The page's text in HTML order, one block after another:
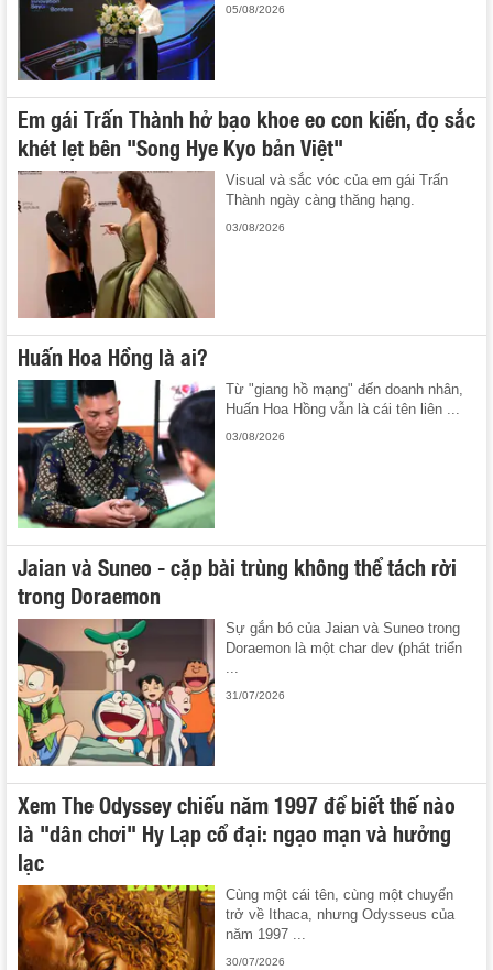
05/08/2026
Em gái Trấn Thành hở bạo khoe eo con kiến, đọ sắc
khét lẹt bên "Song Hye Kyo bản Việt"
Visual và sắc vóc của em gái Trấn
Thành ngày càng thăng hạng.
03/08/2026
Huấn Hoa Hồng là ai?
Từ "giang hồ mạng" đến doanh nhân,
Huấn Hoa Hồng vẫn là cái tên liên ...
03/08/2026
Jaian và Suneo - cặp bài trùng không thể tách rời
trong Doraemon
Sự gắn bó của Jaian và Suneo trong
Doraemon là một char dev (phát triển
31/07/2026
Xem The Odyssey chiếu năm 1997 để biết thế nào
là "dân chơi" Hy Lạp cổ đại: ngạo mạn và hưởng
lạc
Cùng một cái tên, cùng một chuyến
trở về Ithaca, nhưng Odysseus của
năm 1997 ...
30/07/2026